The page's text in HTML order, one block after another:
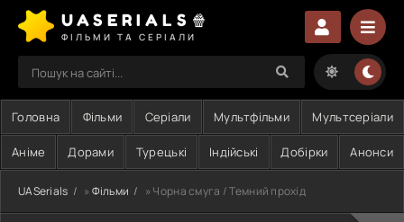
UASERIALS🍿
ФІЛЬМИ ТА СЕРІАЛИ
Головна Фільми Серіали Мультфільми Мультсеріали
Аніме Дорами Турецькі Індійські Добірки Анонси
UASerials » Фільми » Чорна смуга / Темний прохід